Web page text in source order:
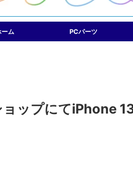
ーム PCパーツ
ョップにてiPhone